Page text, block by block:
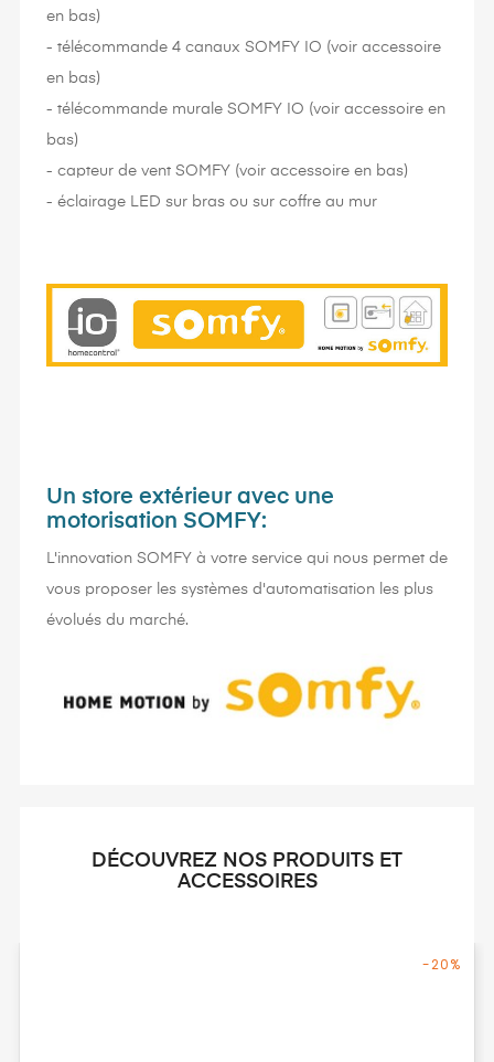
en bas)
- télécommande 4 canaux SOMFY IO (voir accessoire
en bas)
- télécommande murale SOMFY IO (voir accessoire en
bas)
- capteur de vent SOMFY (voir accessoire en bas)
- éclairage LED sur bras ou sur coffre au mur
Un store extérieur avec une
motorisation SOMFY:
L'innovation SOMFY à votre service qui nous permet de
vous proposer les systèmes d'automatisation les plus
évolués du marché.
DÉCOUVREZ NOS PRODUITS ET
ACCESSOIRES
-20%